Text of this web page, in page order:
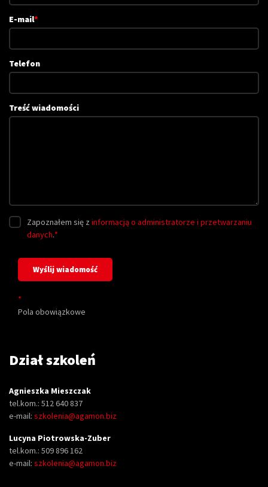
E-mail*
Telefon
Treść wiadomości
Zapoznałem się z informacją o administratorze i przetwarzaniu
danych.*
*
Pola obowiązkowe
Dział szkoleń
Agnieszka Mieszczak
tel.kom.: 512 640 837
e-mail: szkolenia@agamon.biz
Lucyna Piotrowska-Zuber
tel.kom.: 509 896 162
e-mail: szkolenia@agamon.biz